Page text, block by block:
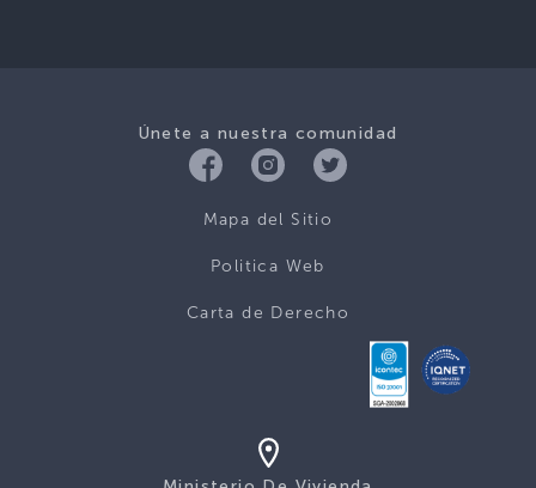
Únete a nuestra comunidad
Mapa del Sitio
Politica Web
Carta de Derecho